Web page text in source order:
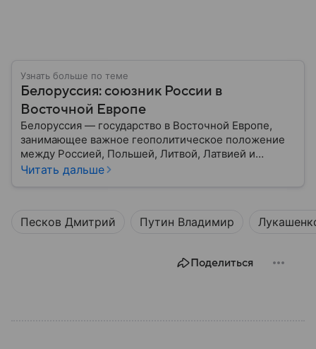
Узнать больше по теме
Белоруссия: союзник России в
Восточной Европе
Белоруссия — государство в Восточной Европе,
занимающее важное геополитическое положение
между Россией, Польшей, Литвой, Латвией и
Украиной. Несмотря на свою небольшую
республике.
Читать дальше
Песков Дмитрий Путин Владимир
Поделиться